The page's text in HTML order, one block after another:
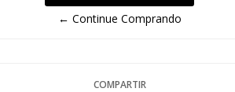
← Continue Comprando
COMPARTIR